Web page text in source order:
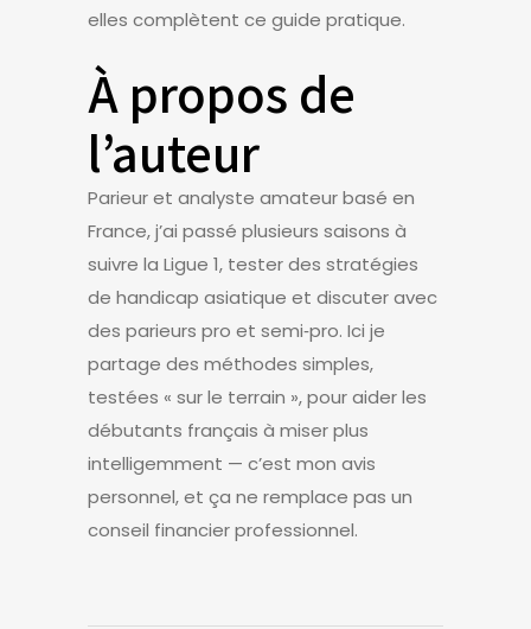
elles complètent ce guide pratique.
À propos de
l’auteur
Parieur et analyste amateur basé en
France, j’ai passé plusieurs saisons à
suivre la Ligue 1, tester des stratégies
de handicap asiatique et discuter avec
des parieurs pro et semi‑pro. Ici je
partage des méthodes simples,
testées « sur le terrain », pour aider les
débutants français à miser plus
intelligemment — c’est mon avis
personnel, et ça ne remplace pas un
conseil financier professionnel.